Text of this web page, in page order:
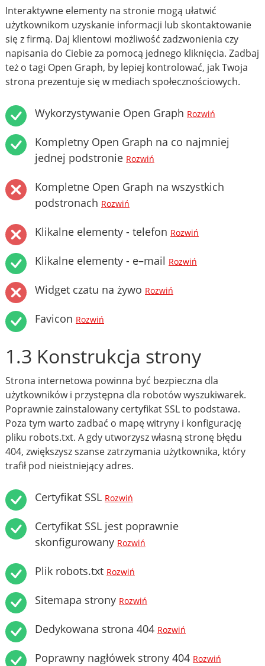
Interaktywne elementy na stronie mogą ułatwić
użytkownikom uzyskanie informacji lub skontaktowanie
się z firmą. Daj klientowi możliwość zadzwonienia czy
napisania do Ciebie za pomocą jednego kliknięcia. Zadbaj
też o tagi Open Graph, by lepiej kontrolować, jak Twoja
strona prezentuje się w mediach społecznościowych.
Wykorzystywanie Open Graph Rozwiń
Kompletny Open Graph na co najmniej
jednej podstronie Rozwiń
Kompletne Open Graph na wszystkich
podstronach Rozwiń
Klikalne elementy - telefon Rozwiń
Klikalne elementy - e–mail Rozwiń
Widget czatu na żywo Rozwiń
Favicon Rozwiń
1.3 Konstrukcja strony
Strona internetowa powinna być bezpieczna dla
użytkowników i przystępna dla robotów wyszukiwarek.
Poprawnie zainstalowany certyfikat SSL to podstawa.
Poza tym warto zadbać o mapę witryny i konfigurację
pliku robots.txt. A gdy utworzysz własną stronę błędu
404, zwiększysz szanse zatrzymania użytkownika, który
trafił pod nieistniejący adres.
Certyfikat SSL Rozwiń
Certyfikat SSL jest poprawnie
skonfigurowany Rozwiń
Plik robots.txt Rozwiń
Sitemapa strony Rozwiń
Dedykowana strona 404 Rozwiń
Poprawny nagłówek strony 404 Rozwiń